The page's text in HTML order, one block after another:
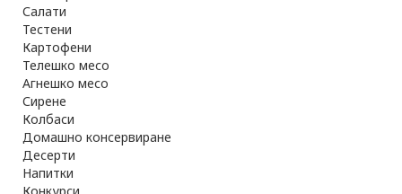
Салати
Тестени
Картофени
Телешко месо
Агнешко месо
Сирене
Колбаси
Домашно консервиране
Десерти
Напитки